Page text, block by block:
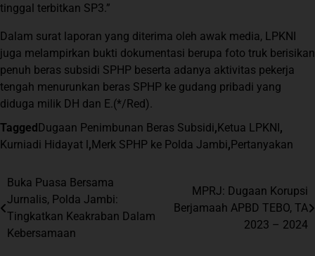
tinggal terbitkan SP3.”
Dalam surat laporan yang diterima oleh awak media, LPKNI
juga melampirkan bukti dokumentasi berupa foto truk berisikan
penuh beras subsidi SPHP beserta adanya aktivitas pekerja
tengah menurunkan beras SPHP ke gudang pribadi yang
diduga milik DH dan E.(*/Red).
TaggedDugaan Penimbunan Beras Subsidi,Ketua LPKNI,
Kurniadi Hidayat l,Merk SPHP ke Polda Jambi,Pertanyakan
Navigasi
pos
Buka Puasa Bersama
Jurnalis, Polda Jambi:
Tingkatkan Keakraban Dalam
Kebersamaan
MPRJ: Dugaan Korupsi
Berjamaah APBD TEBO, TA
2023 – 2024